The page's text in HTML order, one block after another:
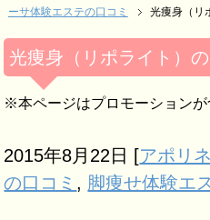
ーサ体験エステの口コミ
光痩身（リ
光痩身（リポライト）
※本ページはプロモーションが
2015年8月22日 [アポリ
の口コミ , 脚痩せ体験エ